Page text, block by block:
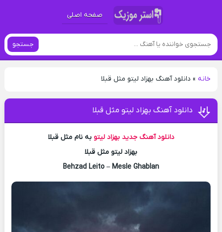
صفحه اصلی
جستجو
خانه» دانلود آهنگ بهزاد لیتو مثل قبلا
دانلود آهنگ بهزاد لیتو مثل قبلا
دانلود آهنگ جدید بهزاد لیتو به نام مثل قبلا
بهزاد لیتو مثل قبلا
Behzad Leito – Mesle Ghablan